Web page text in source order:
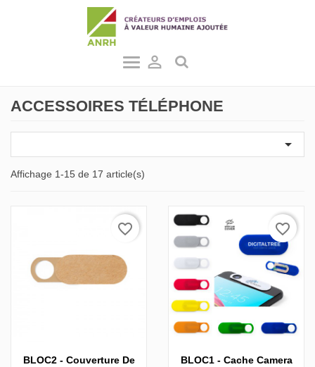

ACCESSOIRES TÉLÉPHONE

Affichage 1-15 de 17 article(s)
BLOC2 - Couverture De
favorite_border
BLOC1 - Cache Camera
favorite_border